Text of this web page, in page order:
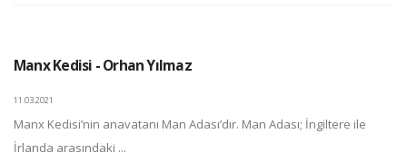
Manx Kedisi - Orhan Yılmaz
11.03.2021
Manx Kedisi’nin anavatanı Man Adası’dır. Man Adası; İngiltere ile
İrlanda arasındaki ...